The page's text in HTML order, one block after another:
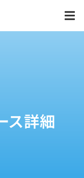
ス詳細